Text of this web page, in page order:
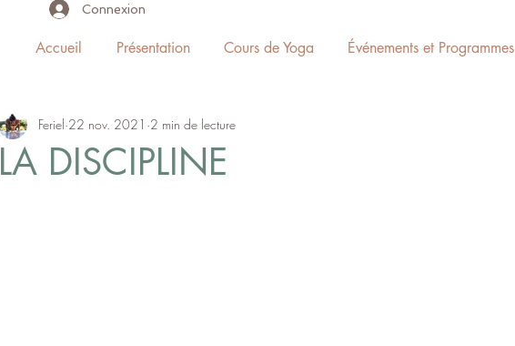
Connexion
Accueil Présentation Cours de Yoga Événements et Programmes
LA DISCIPLINE
Feriel 22 nov. 2021 2 min de lecture